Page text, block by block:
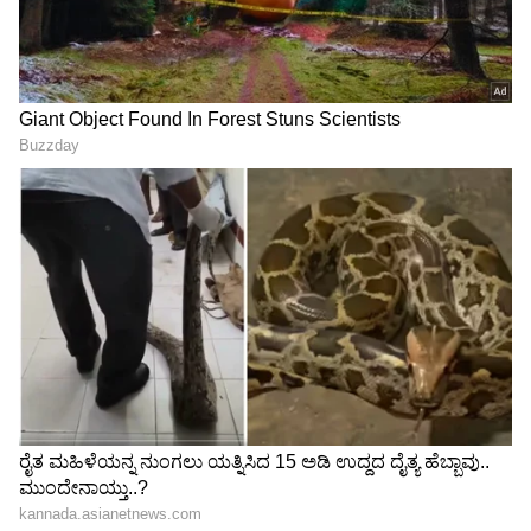
ಭಾರತ-ಪಾಕ್‌ ಪಂದ್ಯಕ್ಕಾಗಿ ಆಸ್ಪತ್ರೆಗಳಹಾಸಿಗೆ ಬುಕ್‌
ಮಾಡುತ್ತಿರುವ ಪ್ರೇಕ್ಷಕರು!
RECOMMENDED STORIES
ಹುಡುಗಿಯರ ಬಗ್ಗೆ ಎಚ್ಚರ, ಆ
ಇಬ್ಬರಂತೆ ಆಗಬೇಡ
-ಸೂರ್ಯವಂಶಿಗೆ ರಾಬಿನ್ ಉತ್ತಪ್ಪ
ವಾರ್ನಿಂಗ್
ಈತ ತಂಡದಲ್ಲಿದ್ರೇ ಟೀಂ
ಇಂಡಿಯಾ, 2027ರ ಏಕದಿನ
ವಿಶ್ವಕಪ್ ಗೆಲ್ಲಲ್ಲ..! ಆಯ್ಕೆ ಸಮಿತಿ-
ಬಿಸಿಸಿಐ ನಡುವೆಯೇ ತಿಕ್ಕಾಟ?